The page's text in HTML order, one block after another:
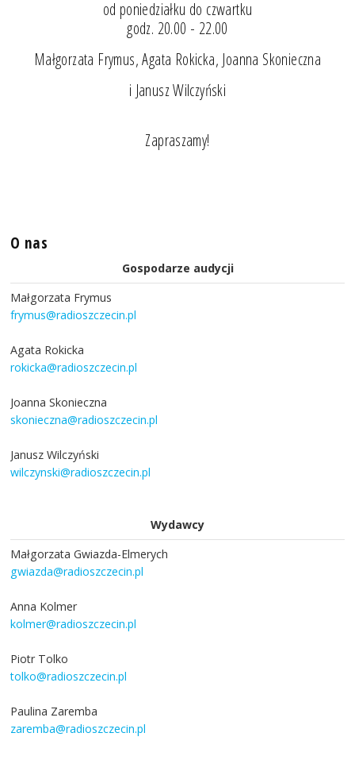
od poniedziałku do czwartku
godz. 20.00 - 22.00
Małgorzata Frymus, Agata Rokicka, Joanna Skonieczna
i Janusz Wilczyński
Zapraszamy!
O nas
Gospodarze audycji
Małgorzata Frymus
frymus@radioszczecin.pl
Agata Rokicka
rokicka@radioszczecin.pl
Joanna Skonieczna
skonieczna@radioszczecin.pl
Janusz Wilczyński
wilczynski@radioszczecin.pl
Wydawcy
Małgorzata Gwiazda-Elmerych
gwiazda@radioszczecin.pl
Anna Kolmer
kolmer@radioszczecin.pl
Piotr Tolko
tolko@radioszczecin.pl
Paulina Zaremba
zaremba@radioszczecin.pl